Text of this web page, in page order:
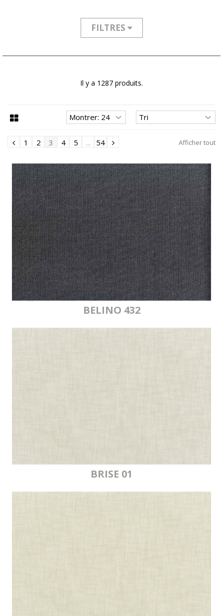
FILTRES
Il y a 1287 produits.
Afficher tout
1 2 3 4 5 ... 54
BELINO 432
BRISE 01